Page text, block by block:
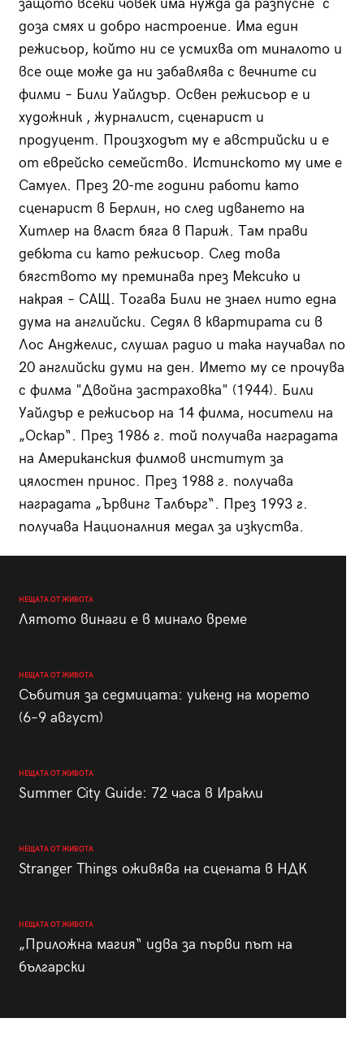
защото всеки човек има нужда да разпусне с
доза смях и добро настроение. Има един
режисьор, който ни се усмихва от миналото и
все още може да ни забавлява с вечните си
филми – Били Уайлдър. Освен режисьор е и
художник , журналист, сценарист и
продуцент. Произходът му е австрийски и е
от еврейско семейство. Истинското му име е
Самуел. През 20-те години работи като
сценарист в Берлин, но след идването на
Хитлер на власт бяга в Париж. Там прави
дебюта си като режисьор. След това
бягството му преминава през Мексико и
накрая – САЩ. Тогава Били не знаел нито една
дума на английски. Седял в квартирата си в
Лос Анджелис, слушал радио и така научавал по
20 английски думи на ден. Името му се прочува
с филма "Двойна застраховка" (1944). Били
Уайлдър е режисьор на 14 филма, носители на
„Оскар“. През 1986 г. той получава наградата
на Американския филмов институт за
цялостен принос. През 1988 г. получава
наградата „Ървинг Талбърг“. През 1993 г.
получава Националния медал за изкуства.
НЕЩАТА ОТ ЖИВОТА
Лятото винаги е в минало време
НЕЩАТА ОТ ЖИВОТА
Събития за седмицата: уикенд на морето
(6–9 август)
НЕЩАТА ОТ ЖИВОТА
Summer City Guide: 72 часа в Иракли
НЕЩАТА ОТ ЖИВОТА
Stranger Things оживява на сцената в НДК
НЕЩАТА ОТ ЖИВОТА
„Приложна магия“ идва за първи път на
български